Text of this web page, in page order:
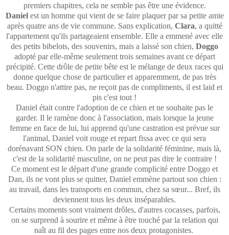
premiers chapitres, cela ne semble pas être une évidence.
Daniel est un homme qui vient de se faire plaquer par sa petite amie
après quatre ans de vie commune. Sans explication, Clara, a quitté
l'appartement qu'ils partageaient ensemble. Elle a emmené avec elle
des petits bibelots, des souvenirs, mais a laissé son chien, Doggo
adopté par elle-même seulement trois semaines avant ce départ
précipité. Cette drôle de petite bête est le mélange de deux races qui
donne quelque chose de particulier et apparemment, de pas très
beau. Doggo n'attire pas, ne reçoit pas de compliments, il est laid et
pis c'est tout !
Daniel était contre l'adoption de ce chien et ne souhaite pas le
garder. Il le ramène donc à l'association, mais lorsque la jeune
femme en face de lui, lui apprend qu'une castration est prévue sur
l'animal, Daniel voit rouge et repart fissa avec ce qui sera
dorénavant SON chien. On parle de la solidarité féminine, mais là,
c'est de la solidarité masculine, on ne peut pas dire le contraire !
Ce moment est le départ d'une grande complicité entre Doggo et
Dan, ils ne vont plus se quitter, Daniel emmène partout son chien :
au travail, dans les transports en commun, chez sa sœur... Bref, ils
deviennent tous les deux inséparables.
Certains moments sont vraiment drôles, d'autres cocasses, parfois,
on se surprend à sourire et même à être touché par la relation qui
naît au fil des pages entre nos deux protagonistes.